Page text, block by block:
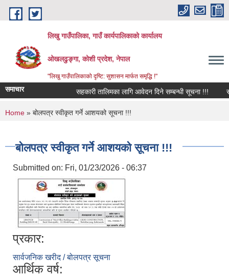
Skip to main content
लिखु गाउँपालिका, गाउँ कार्यपालिकाको कार्यालय
ओखलढुङ्गा, कोशी प्रदेश, नेपाल
"लिखु गाउँपालिकाको दृष्टि: सुशासन मार्फत समृद्धि !"
समाचार सहकारी तालिमका लागि आवेदन दिने सम्बन्धी सूचना !!!
You are here
Home » बोलपत्र स्वीकृत गर्ने आशयको सूचना !!!
बोलपत्र स्वीकृत गर्ने आशयको सूचना !!!
Submitted on: Fri, 01/23/2026 - 06:37
प्रकार:
सार्वजनिक खरीद / बोलपत्र सूचना
आर्थिक वर्ष: